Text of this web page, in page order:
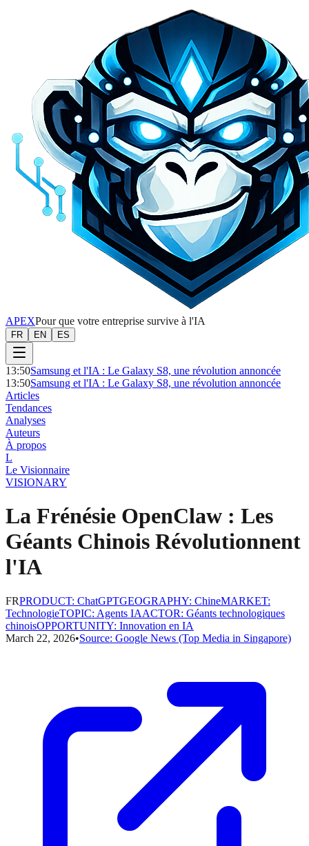
APEXPour que votre entreprise survive à l'IA
FR EN ES
13:50Samsung et l'IA : Le Galaxy S8, une révolution annoncée
13:50Samsung et l'IA : Le Galaxy S8, une révolution annoncée
Articles
Tendances
Analyses
Auteurs
À propos
L
Le Visionnaire
VISIONARY
La Frénésie OpenClaw : Les
Géants Chinois Révolutionnent
l'IA
FRPRODUCT: ChatGPTGEOGRAPHY: ChineMARKET:
TechnologieTOPIC: Agents IAACTOR: Géants technologiques
chinoisOPPORTUNITY: Innovation en IA
March 22, 2026•Source: Google News (Top Media in Singapore)